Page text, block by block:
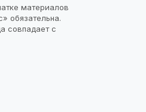
материалов
обязательна.
совпадает с